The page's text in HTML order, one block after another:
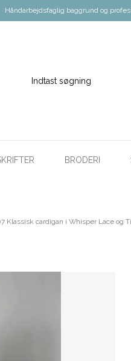
Håndarbejdsfaglig baggrund og
BRODERI
Klassisk cardigan i Whisper Lace og